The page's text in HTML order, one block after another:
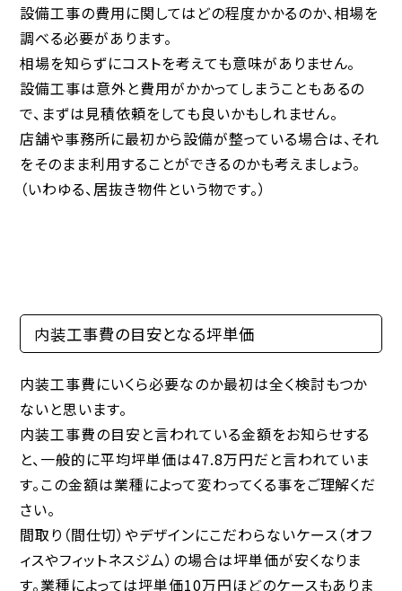
設備工事の費用に関してはどの程度かかるのか、相場を
調べる必要があります。
相場を知らずにコストを考えても意味がありません。
設備工事は意外と費用がかかってしまうこともあるの
で、まずは見積依頼をしても良いかもしれません。
店舗や事務所に最初から設備が整っている場合は、それ
をそのまま利用することができるのかも考えましょう。
（いわゆる、居抜き物件という物です。）
内装工事費の目安となる坪単価
内装工事費にいくら必要なのか最初は全く検討もつか
ないと思います。
内装工事費の目安と言われている金額をお知らせする
と、一般的に平均坪単価は47.8万円だと言われていま
す。この金額は業種によって変わってくる事をご理解くだ
さい。
間取り（間仕切）やデザインにこだわらないケース（オフ
ィスやフィットネスジム）の場合は坪単価が安くなりま
す。業種によっては坪単価10万円ほどのケースもありま